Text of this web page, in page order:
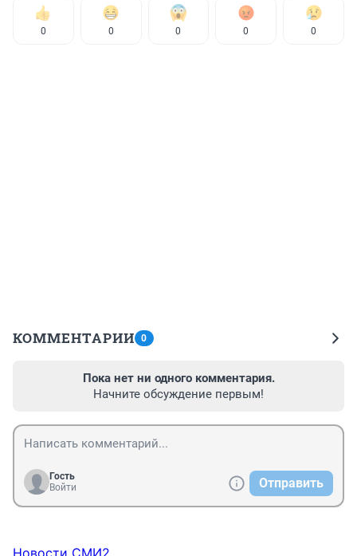
0 0 0 0 0
КОММЕНТАРИИ 0
Пока нет ни одного комментария.
Начните обсуждение первым!
Гость
Войти
Отправить